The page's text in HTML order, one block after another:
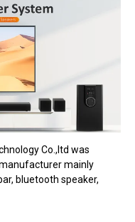
Co.,ltd was
mainly
bluetooth speaker,